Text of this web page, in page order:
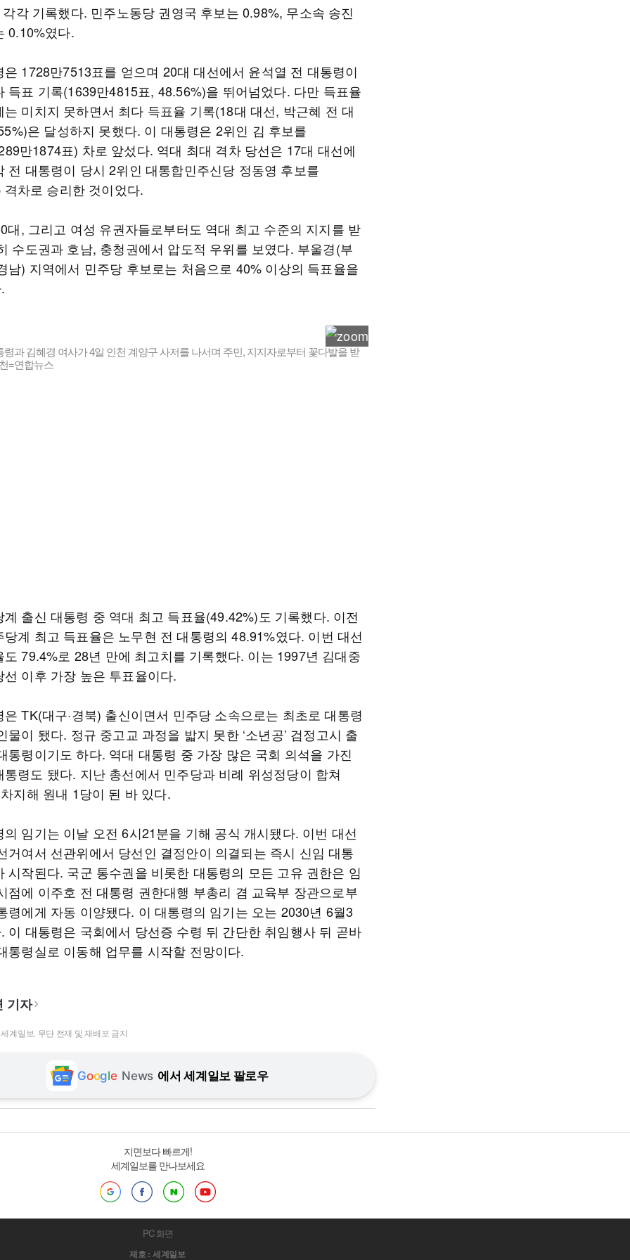
각 기록했다. 민주노동당 권영국 후보는 0.98%, 무소속 송진
0.10%였다.
은 1728만7513표를 얻으며 20대 대선에서 윤석열 전 대통령이
득표 기록(1639만4815표, 48.56%)을 뛰어넘었다. 다만 득표율
는 미치지 못하면서 최다 득표율 기록(18대 대선, 박근혜 전 대
은 달성하지 못했다. 이 대통령은 2위인 김 후보를
만1874표) 차로 앞섰다. 역대 최대 격차 당선은 17대 대선에
전 대통령이 당시 2위인 대통합민주신당 정동영 후보를
차로 승리한 것이었다.
대, 그리고 여성 유권자들로부터도 역대 최고 수준의 지지를 받
수도권과 호남, 충청권에서 압도적 우위를 보였다. 부울경(부
남) 지역에서 민주당 후보로는 처음으로 40% 이상의 득표율을
령과 김혜경 여사가 4일 인천 계양구 사저를 나서며 주민, 지지자로부터 꽃다발을 받
=연합뉴스
계 출신 대통령 중 역대 최고 득표율(49.42%)도 기록했다. 이전
당계 최고 득표율은 노무현 전 대통령의 48.91%였다. 이번 대선
도 79.4%로 28년 만에 최고치를 기록했다. 이는 1997년 김대중
선 이후 가장 높은 투표율이다.
은 TK(대구·경북) 출신이면서 민주당 소속으로는 최초로 대통령
물이 됐다. 정규 중고교 과정을 밟지 못한 ‘소년공’ 검정고시 출
통령이기도 하다. 역대 대통령 중 가장 많은 국회 의석을 가진
통령도 됐다. 지난 총선에서 민주당과 비례 위성정당이 합쳐
지해 원내 1당이 된 바 있다.
의 임기는 이날 오전 6시21분을 기해 공식 개시됐다. 이번 대선
거여서 선관위에서 당선인 결정안이 의결되는 즉시 신임 대통
시작된다. 국군 통수권을 비롯한 대통령의 모든 고유 권한은 임
점에 이주호 전 대통령 권한대행 부총리 겸 교육부 장관으로부
령에게 자동 이양됐다. 이 대통령의 임기는 오는 2030년 6월3
이 대통령은 국회에서 당선증 수령 뒤 간단한 취임행사 뒤 곧바
통령실로 이동해 업무를 시작할 전망이다.
기자
계일보. 무단 전재 및 재배포 금지
Google News 에서 세계일보 팔로우
지면보다 빠르게!
세계일보를 만나보세요
PC 화면
제호 : 세계일보